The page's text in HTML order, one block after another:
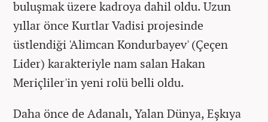
buluşmak üzere kadroya dahil oldu. Uzun
yıllar önce Kurtlar Vadisi projesinde
üstlendiği 'Alimcan Kondurbayev' (Çeçen
Lider) karakteriyle nam salan Hakan
Meriçliler'in yeni rolü belli oldu.
Daha önce de Adanalı, Yalan Dünya, Eşkıya